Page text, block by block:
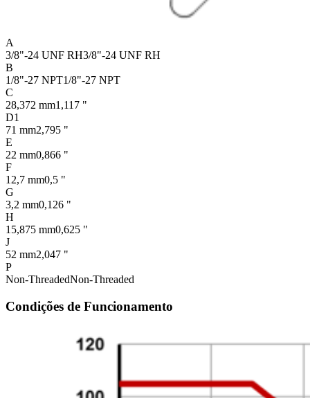
A
3/8"-24 UNF RH3/8"-24 UNF RH
B
1/8"-27 NPT1/8"-27 NPT
C
28,372 mm1,117 "
D1
71 mm2,795 "
E
22 mm0,866 "
F
12,7 mm0,5 "
G
3,2 mm0,126 "
H
15,875 mm0,625 "
J
52 mm2,047 "
P
Non-ThreadedNon-Threaded
Condições de Funcionamento